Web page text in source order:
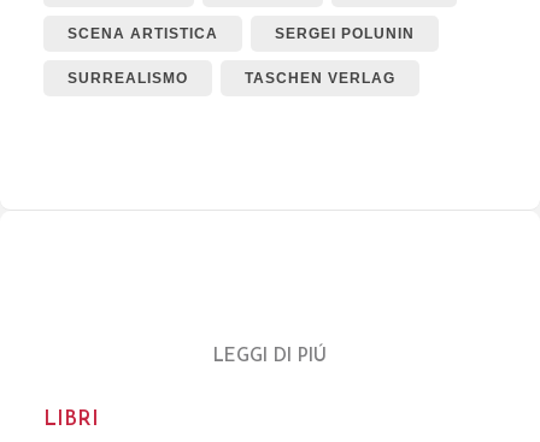
SCENA ARTISTICA SERGEI POLUNIN
SURREALISMO TASCHEN VERLAG
LEGGI DI PIÚ
LIBRI